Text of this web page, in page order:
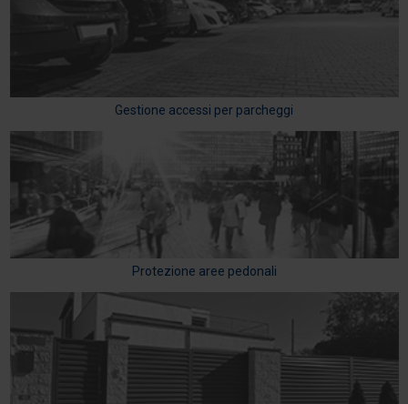
Gestione accessi per parcheggi
Protezione aree pedonali